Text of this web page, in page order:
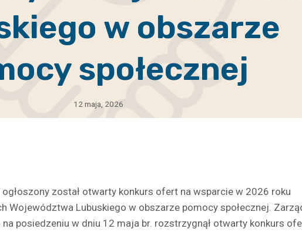
w obszarze
społecznej
12 maja, 2026
został otwarty konkurs ofert na wsparcie w 2026 roku
Województwa Lubuskiego w obszarze pomocy społecznej.
posiedzeniu w dniu 12 maja br. rozstrzygnął otwarty konkurs